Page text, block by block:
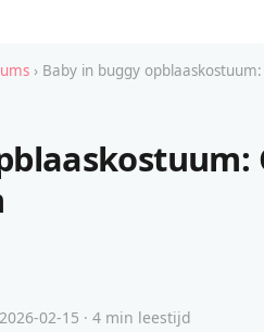
› Baby in buggy
02-15 · 4 min leestijd